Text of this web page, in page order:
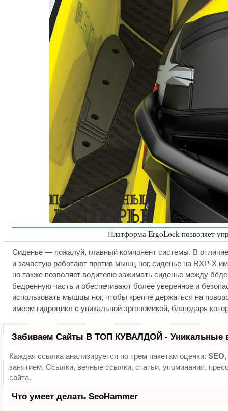
Платформа ErgoLock позволяет
Сиденье — пожалуй, главный компонент системы. В
и зачастую работают против мышц ног, сиденье на RXP-X
но также позволяет водителю зажимать сиденье между
бедренную часть и обеспечивают более уверенное и
использовать мышцы ног, чтобы крепче держаться на
имеем гидроцикл с уникальной эргономикой, благодаря
Забиваем Сайты В ТОП КУВАЛДОЙ - Уникальные
Каждая ссылка анализируется по трем пакетам оценки:
занятием. Ссылки, вечные ссылки, статьи, упоминания,
сайта.
Что умеет делать SeoHammer